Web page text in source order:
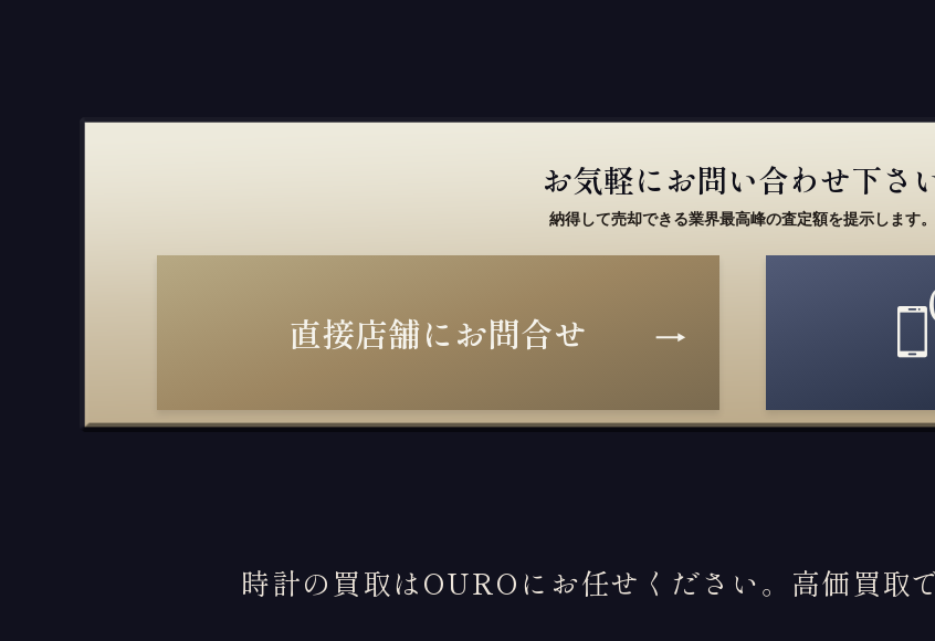
お気軽にお問い合わせ下さ
納得して売却できる業界最高峰の査定額を提示します。
直接店舗にお問合せ
時計の買取はOUROにお任せください。高価買取